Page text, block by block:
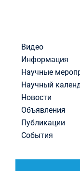
Видео
Информация
Научные
Научный
Новости
Объявления
Публикации
События